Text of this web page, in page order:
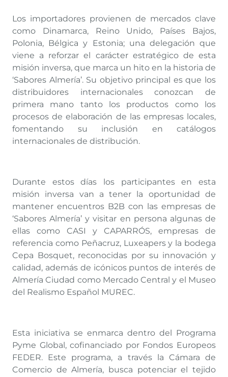
Los importadores provienen de mercados clave
como Dinamarca, Reino Unido, Países Bajos,
Polonia, Bélgica y Estonia; una delegación que
viene a reforzar el carácter estratégico de esta
misión inversa, que marca un hito en la historia de
‘Sabores Almería’. Su objetivo principal es que los
distribuidores internacionales conozcan de
primera mano tanto los productos como los
procesos de elaboración de las empresas locales,
fomentando su inclusión en catálogos
internacionales de distribución.
Durante estos días los participantes en esta
misión inversa van a tener la oportunidad de
mantener encuentros B2B con las empresas de
‘Sabores Almería’ y visitar en persona algunas de
ellas como CASI y CAPARRÓS, empresas de
referencia como Peñacruz, Luxeapers y la bodega
Cepa Bosquet, reconocidas por su innovación y
calidad, además de icónicos puntos de interés de
Almería Ciudad como Mercado Central y el Museo
del Realismo Español MUREC.
Esta iniciativa se enmarca dentro del Programa
Pyme Global, cofinanciado por Fondos Europeos
FEDER. Este programa, a través la Cámara de
Comercio de Almería, busca potenciar el tejido